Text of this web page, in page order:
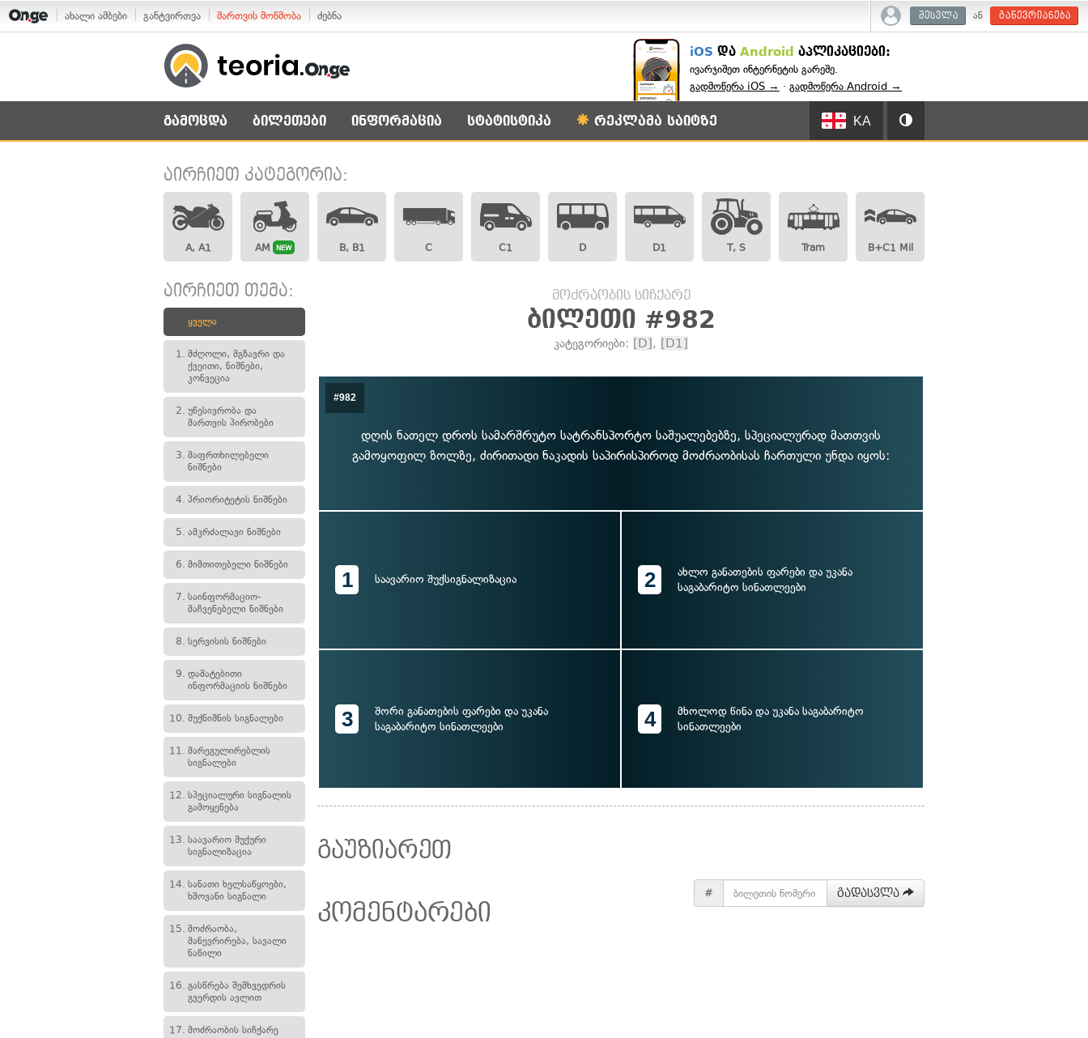
ახალი ამბები განტვირთვა მართვის მოწმობა ძებნა შესვლა ან გაწევრიანება
iOS და Android აპლიკაციები:
ივარჯიშეთ ინტერნეტის გარეშე.
გადმოწერა iOS → · გადმოწერა Android →
გამოცდა ბილეთები ინფორმაცია სტატისტიკა რეკლამა საიტზე KA
აირჩიეთ კატეგორია:
A, A1 AM NEW B, B1 C C1 D D1 T, S Tram B+C1 Mil
აირჩიეთ თემა:
ყველა
1. მძღოლი, მგზავრი და
ქვეითი, ნიშნები,
კონვეცია
2. უწესივრობა და
მართვის პირობები
3. მაფრთხილებელი
ნიშნები
4. პრიორიტეტის ნიშნები
5. ამკრძალავი ნიშნები
6. მიმთითებელი ნიშნები
7. საინფორმაციო-
მაჩვენებელი ნიშნები
8. სერვისის ნიშნები
9. დამატებითი
ინფორმაციის ნიშნები
10. შუქნიშნის სიგნალები
11. მარეგულირებლის
სიგნალები
12. სპეციალური სიგნალის
გამოყენება
13. საავარიო შუქური
სიგნალიზაცია
14. სანათი ხელსაწყოები,
ხმოვანი სიგნალი
15. მოძრაობა,
მანევრირება, სავალი
ნაწილი
16. გასწრება შემხვედრის
გვერდის ავლით
17. მოძრაობის სიჩქარე
მოძრაობის სიჩქარე
ბილეთი #982
კატეგორიები: [D], [D1]
#982
დღის ნათელ დროს სამარშრუტო სატრანსპორტო საშუალებებზე, სპეციალურად მათთვის
გამოყოფილ ზოლზე, ძირითადი ნაკადის საპირისპიროდ მოძრაობისას ჩართული უნდა იყოს:
1 საავარიო შუქსიგნალიზაცია 2
ახლო განათების ფარები და უკანა
საგაბარიტო სინათლეები
3
შორი განათების ფარები და უკანა
საგაბარიტო სინათლეები
4
მხოლოდ წინა და უკანა საგაბარიტო
სინათლეები
# გადასვლა
გაუზიარეთ
კომენტარები